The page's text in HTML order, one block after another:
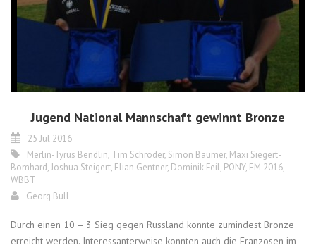
Jugend National Mannschaft gewinnt Bronze
25 Jul 2016
Merlin-Tyrus Bendlin, Tim Schröder, Simon Bäumer, Maxi Siegert-
Bomhard,Joshua Steigert, Elian Gentner, Dominik Feil, PONY, EM 2016,
WBBT
Georg Bull
Durch einen 10 – 3 Sieg gegen Russland konnte zumindest Bronze
erreicht werden. Interessanterweise konnten auch die Franzosen im